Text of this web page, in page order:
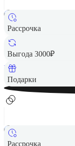
Рассрочка
Выгода 3000₽
Подарки
Картридж
1 490 ₽
Вернем до
Рассрочка